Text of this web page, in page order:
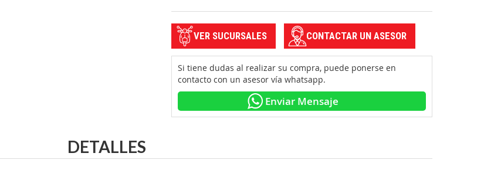
VER SUCURSALES CONTACTAR UN ASESOR
Si tiene dudas al realizar su compra, puede ponerse en
contacto con un asesor vía whatsapp.
Enviar Mensaje
DETALLES